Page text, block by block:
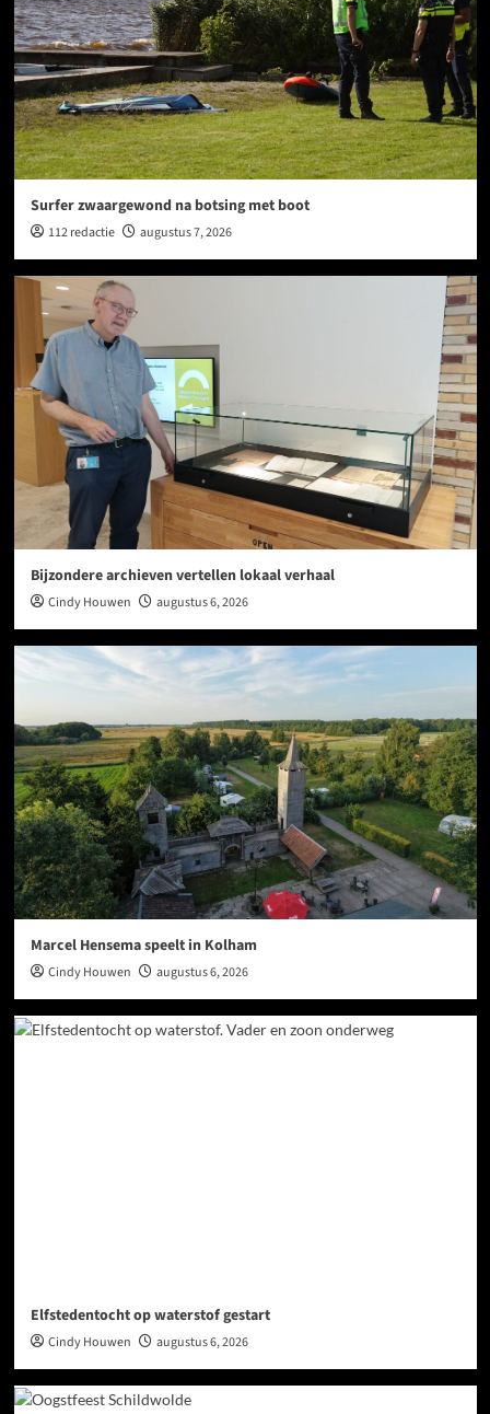
Surfer zwaargewond na botsing met boot
112 redactie augustus 7, 2026
Bijzondere archieven vertellen lokaal verhaal
Cindy Houwen augustus 6, 2026
Marcel Hensema speelt in Kolham
Cindy Houwen augustus 6, 2026
Elfstedentocht op waterstof gestart
Cindy Houwen augustus 6, 2026